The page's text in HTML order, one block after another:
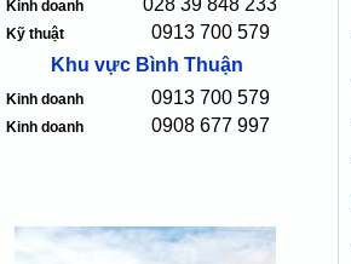
Kinh doanh 028 39 848 233
Kỹ thuật
0913 700 579
Khu vực Bình Thuận
Kinh doanh 0913 700 579
Kinh doanh 0908 677 997